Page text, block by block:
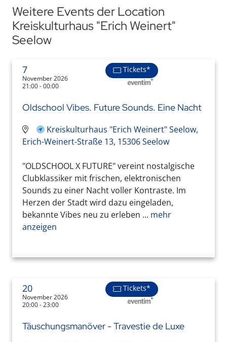
Weitere Events der Location
Kreiskulturhaus "Erich Weinert"
Seelow
7
November 2026
21:00 - 00:00
Tickets*
Oldschool Vibes. Future Sounds. Eine Nacht
Kreiskulturhaus "Erich Weinert" Seelow,
Erich-Weinert-Straße 13, 15306 Seelow
"OLDSCHOOL X FUTURE" vereint nostalgische
Clubklassiker mit frischen, elektronischen
Sounds zu einer Nacht voller Kontraste. Im
Herzen der Stadt wird dazu eingeladen,
bekannte Vibes neu zu erleben ... mehr
anzeigen
20
November 2026
20:00 - 23:00
Tickets*
Täuschungsmanöver - Travestie de Luxe